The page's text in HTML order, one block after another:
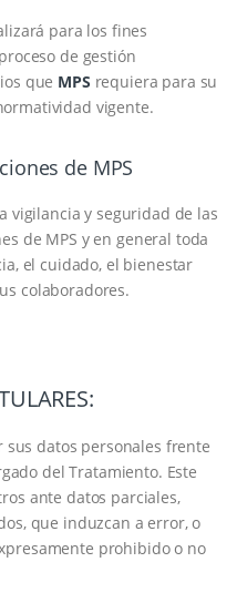
para los fines
de gestión
que MPS requiera para su
vigente.
de MPS
vigilancia y seguridad de las
de MPS y en general toda
el cuidado, el bienestar
colaboradores.
sus datos personales frente
del Tratamiento. Este
ante datos parciales,
que induzcan a error, o
prohibido o no